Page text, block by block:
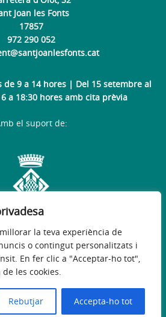
la teva experiència de
o contingut personalitzats i
En fer clic a "Acceptar-ho tot",
les cookies.
Rebutjar Accepta-ho tot
Joan les Fonts
17857
972 290 052
9 a 14 hores | Del 15 setembre al
a 18:30 hores amb cita prèvia
de privacitat
el suport de: